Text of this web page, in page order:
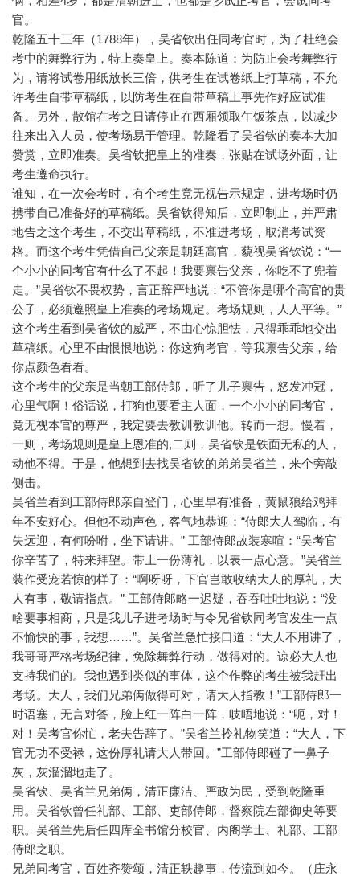
官。
乾隆五十三年（1788年），吴省钦出任同考官时，为了杜绝会
考中的舞弊行为，特上奏皇上。奏本陈道：为防止会考舞弊行
为，请将试卷用纸放长三倍，供考生在试卷纸上打草稿，不允
许考生自带草稿纸，以防考生在自带草稿上事先作好应试准
备。另外，散馆在考之日请停止在西厢领取午饭茶点，以减少
往来出入人员，使考场易于管理。乾隆看了吴省钦的奏本大加
赞赏，立即准奏。吴省钦把皇上的准奏，张贴在试场外面，让
考生遵命执行。
谁知，在一次会考时，有个考生竟无视告示规定，进考场时仍
携带自己准备好的草稿纸。吴省钦得知后，立即制止，并严肃
地告之这个考生，不交出草稿纸，不准进考场，取消考试资
格。而这个考生凭借自己父亲是朝廷高官，藐视吴省钦说：“一
个小小的同考官有什么了不起！我要禀告父亲，你吃不了兜着
走。”吴省钦不畏权势，言正辞严地说：“不管你是哪个高官的贵
公子，必须遵照皇上准奏的考场规定。考场规则，人人平等。”
这个考生看到吴省钦的威严，不由心惊胆怯，只得乖乖地交出
草稿纸。心里不由恨恨地说：你这狗考官，等我禀告父亲，给
你点颜色看看。
这个考生的父亲是当朝工部侍郎，听了儿子禀告，怒发冲冠，
心里气啊！俗话说，打狗也要看主人面，一个小小的同考官，
竟无视本官的尊严，我定要去教训教训他。转而一想。慢着，
一则，考场规则是皇上恩准的,二则，吴省钦是铁面无私的人，
动他不得。于是，他想到去找吴省钦的弟弟吴省兰，来个旁敲
侧击。
吴省兰看到工部侍郎亲自登门，心里早有准备，黄鼠狼给鸡拜
年不安好心。但他不动声色，客气地恭迎：“侍郎大人驾临，有
失远迎，有何吩咐，坐下请讲。” 工部侍郎故装寒喧：“吴考官
你辛苦了，特来拜望。带上一份薄礼，以表一点心意。”吴省兰
装作受宠若惊的样子：“啊呀呀，下官岂敢收纳大人的厚礼，大
人有事，敬请指点。” 工部侍郎略一迟疑，吞吞吐吐地说：“没
啥要事相商，只是我儿子进考场时与令兄省钦同考官发生一点
不愉快的事，我想……”。吴省兰急忙接口道：“大人不用讲了，
我哥哥严格考场纪律，免除舞弊行动，做得对的。谅必大人也
支持我们的。我也遇到类似的事体，这个作弊的考生被我赶出
考场。大人，我们兄弟俩做得可对，请大人指教！”工部侍郎一
时语塞，无言对答，脸上红一阵白一阵，吱唔地说：“呃，对！
对！吴考官你忙，老夫告辞了。”吴省兰拎礼物笑道：“大人，下
官无功不受禄，这份厚礼请大人带回。”工部侍郎碰了一鼻子
灰，灰溜溜地走了。
吴省钦、吴省兰兄弟俩，清正廉洁、严政为民，受到乾隆重
用。吴省钦曾任礼部、工部、吏部侍郎，督察院左部御史等要
职。吴省兰先后任四库全书馆分校官、内阁学士、礼部、工部
侍郎之职。
兄弟同考官，百姓齐赞颂，清正轶趣事，传流到如今。（庄永